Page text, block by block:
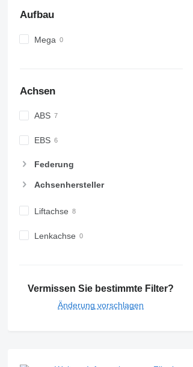
Aufbau
Mega
Achsen
ABS
EBS
Federung
Achsenhersteller
Liftachse
Lenkachse
Vermissen Sie bestimmte Filter?
Änderung vorschlagen